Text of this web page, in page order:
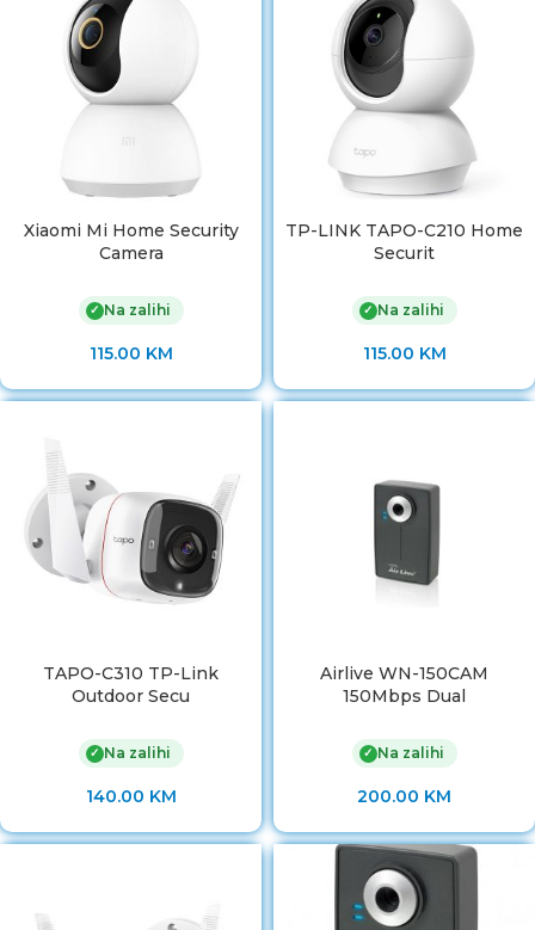
Xiaomi Mi Home Security
Camera
✓ Na zalihi
115.00 KM
TP-LINK TAPO-C210 Home
Securit
✓ Na zalihi
115.00 KM
TAPO-C310 TP-Link
Outdoor Secu
✓ Na zalihi
140.00 KM
Airlive WN-150CAM
150Mbps Dual
✓ Na zalihi
200.00 KM